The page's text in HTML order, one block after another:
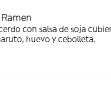
Ramen
con salsa de soja
huevo y cebolleta.